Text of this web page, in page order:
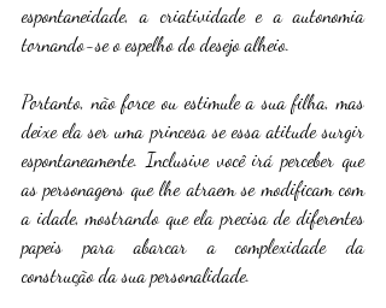
espontaneidade, a criatividade e a autonomia
tornando-se o espelho do desejo alheio.
Portanto, não force ou estimule a sua filha, mas
deixe ela ser uma princesa se essa atitude surgir
espontaneamente. Inclusive você irá perceber que
as personagens que lhe atraem se modificam com
a idade, mostrando que ela precisa de diferentes
papeis para abarcar a complexidade da
construção da sua personalidade.